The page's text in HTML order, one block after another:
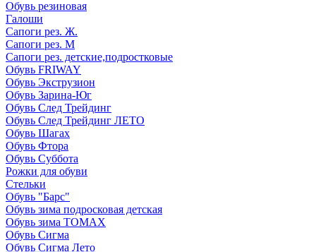
Обувь резиновая
Галоши
Сапоги рез. Ж.
Сапоги рез. М
Сапоги рез. детские,подростковые
Обувь FRIWAY
Обувь Экструзион
Обувь Зарина-Юг
Обувь След Трейдинг
Обувь След Трейдинг ЛЕТО
Обувь Шагах
Обувь Фтора
Обувь Суббота
Рожки для обуви
Стельки
Обувь "Барс"
Обувь зима подросковая детская
Обувь зима ТОМАХ
Обувь Сигма
Обувь Сигма Лето